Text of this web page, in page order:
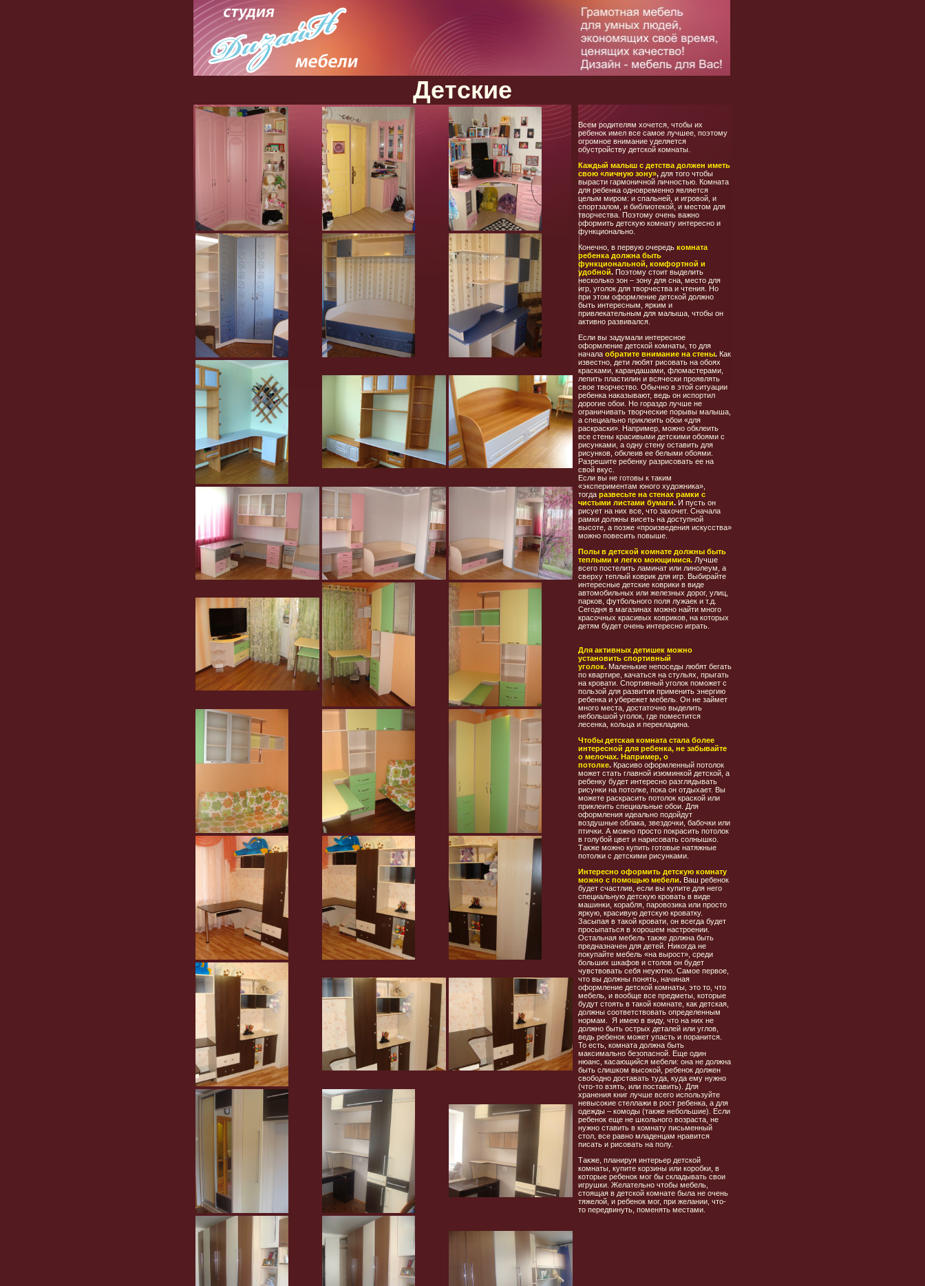
Детские
Всем родителям хочется, чтобы их
ребенок имел все самое лучшее, поэтому
огромное внимание уделяется
обустройству детской комнаты.
Каждый малыш с детства должен иметь
свою «личную зону», для того чтобы
вырасти гармоничной личностью. Комната
для ребенка одновременно является
целым миром: и спальней, и игровой, и
спортзалом, и библиотекой, и местом для
творчества. Поэтому очень важно
оформить детскую комнату интересно и
функционально.
Конечно, в первую очередь комната
ребенка должна быть
функциональной, комфортной и
удобной. Поэтому стоит выделить
несколько зон – зону для сна, место для
игр, уголок для творчества и чтения. Но
при этом оформление детской должно
быть интересным, ярким и
привлекательным для малыша, чтобы он
активно развивался.
Если вы задумали интересное
оформление детской комнаты, то для
начала обратите внимание на стены. Как
известно, дети любят рисовать на обоях
красками, карандашами, фломастерами,
лепить пластилин и всячески проявлять
свое творчество. Обычно в этой ситуации
ребенка наказывают, ведь он испортил
дорогие обои. Но гораздо лучше не
ограничивать творческие порывы малыша,
а специально приклеить обои «для
раскраски». Например, можно обклеить
все стены красивыми детскими обоями с
рисунками, а одну стену оставить для
рисунков, обклеив ее белыми обоями.
Разрешите ребенку разрисовать ее на
свой вкус.
Если вы не готовы к таким
«экспериментам юного художника»,
тогда развесьте на стенах рамки с
чистыми листами бумаги. И пусть он
рисует на них все, что захочет. Сначала
рамки должны висеть на доступной
высоте, а позже «произведения искусства»
можно повесить повыше.
Полы в детской комнате должны быть
теплыми и легко моющимися. Лучше
всего постелить ламинат или линолеум, а
сверху теплый коврик для игр. Выбирайте
интересные детские коврики в виде
автомобильных или железных дорог, улиц,
парков, футбольного поля лужаек и т.д.
Сегодня в магазинах можно найти много
красочных красивых ковриков, на которых
детям будет очень интересно играть.
Для активных детишек можно
установить спортивный
уголок. Маленькие непоседы любят бегать
по квартире, качаться на стульях, прыгать
на кровати. Спортивный уголок поможет с
пользой для развития применить энергию
ребенка и убережет мебель. Он не займет
много места, достаточно выделить
небольшой уголок, где поместится
лесенка, кольца и перекладина.
Чтобы детская комната стала более
интересной для ребенка, не забывайте
о мелочах. Например, о
потолке. Красиво оформленный потолок
может стать главной изюминкой детской, а
ребенку будет интересно разглядывать
рисунки на потолке, пока он отдыхает. Вы
можете раскрасить потолок краской или
приклеить специальные обои. Для
оформления идеально подойдут
воздушные облака, звездочки, бабочки или
птички. А можно просто покрасить потолок
в голубой цвет и нарисовать солнышко.
Также можно купить готовые натяжные
потолки с детскими рисунками.
Интересно оформить детскую комнату
можно с помощью мебели. Ваш ребенок
будет счастлив, если вы купите для него
специальную детскую кровать в виде
машинки, корабля, паровозика или просто
яркую, красивую детскую кроватку.
Засыпая в такой кровати, он всегда будет
просыпаться в хорошем настроении.
Остальная мебель также должна быть
предназначен для детей. Никогда не
покупайте мебель «на вырост», среди
больших шкафов и столов он будет
чувствовать себя неуютно. Самое первое,
что вы должны понять, начиная
оформление детской комнаты, это то, что
мебель, и вообще все предметы, которые
будут стоять в такой комнате, как детская,
должны соответствовать определенным
нормам. Я имею в виду, что на них не
должно быть острых деталей или углов,
ведь ребенок может упасть и поранится.
То есть, комната должна быть
максимально безопасной. Еще один
нюанс, касающийся мебели: она не должна
быть слишком высокой, ребенок должен
свободно доставать туда, куда ему нужно
(что-то взять, или поставить). Для
хранения книг лучше всего используйте
невысокие стеллажи в рост ребенка, а для
одежды – комоды (также небольшие). Если
ребенок еще не школьного возраста, не
нужно ставить в комнату письменный
стол, все равно младенцам нравится
писать и рисовать на полу.
Также, планируя интерьер детской
комнаты, купите корзины или коробки, в
которые ребенок мог бы складывать свои
игрушки. Желательно чтобы мебель,
стоящая в детской комнате была не очень
тяжелой, и ребенок мог, при желании, что-
то передвинуть, поменять местами.